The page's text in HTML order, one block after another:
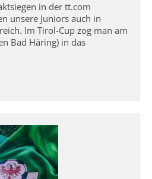
in der tt.com
unsere Juniors auch in
Im Tirol-Cup zog man am
Bad Häring) in das